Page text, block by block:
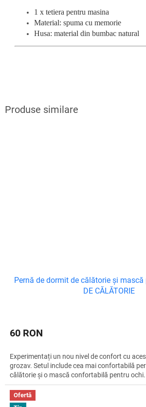
1 x tetiera pentru masina
Material: spuma cu memorie
Husa: material din bumbac natural
Pernă de dormit de călătorie și mască
DE CĂLĂTORIE
60 RON
Experimentați un nou nivel de confort cu
grozav. Setul include cea mai confortabilă
călătorie și o mască confortabilă pentru ochi.
Ofertă